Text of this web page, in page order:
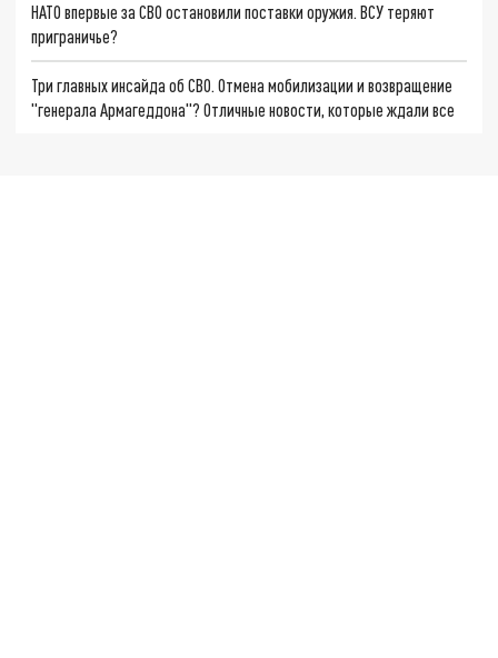
НАТО впервые за СВО остановили поставки оружия. ВСУ теряют
приграничье?
Три главных инсайда об СВО. Отмена мобилизации и возвращение
"генерала Армагеддона"? Отличные новости, которые ждали все